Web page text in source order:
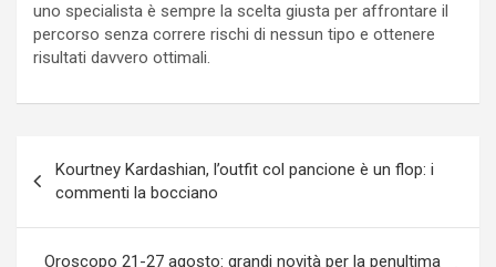
uno specialista è sempre la scelta giusta per affrontare il
percorso senza correre rischi di nessun tipo e ottenere
risultati davvero ottimali.
articoli
Kourtney Kardashian, l’outfit col pancione è un flop: i
commenti la bocciano
Oroscopo 21-27 agosto: grandi novità per la penultima